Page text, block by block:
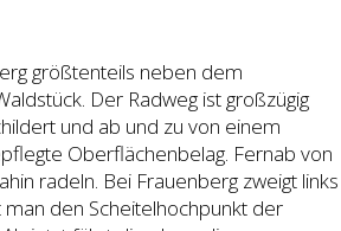
größtenteils neben dem
Der Radweg ist großzügig
und ab und zu von einem
Oberflächenbelag. Fernab von
radeln. Bei Frauenberg zweigt links
den Scheitelhochpunkt der